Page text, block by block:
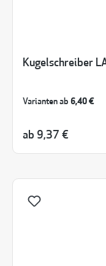
Kugelschreiber
Varianten ab 6,40 €
ab 9,37 €